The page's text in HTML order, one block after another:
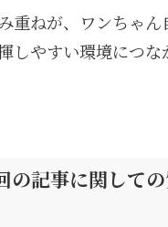
重ねが、ワンちゃん
しやすい環境につな
の記事に関して